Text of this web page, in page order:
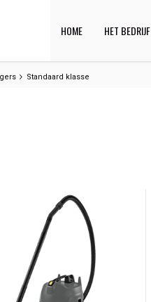
HOME HET BEDRIJF
Standaard klasse